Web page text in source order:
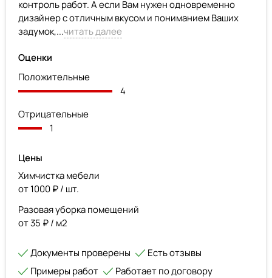
контроль работ. А если Вам нужен одновременно
дизайнер с отличным вкусом и пониманием Ваших
задумок,...читать далее
Оценки
Положительные
4
Отрицательные
1
Цены
Химчистка мебели
от 1000 ₽ / шт.
Разовая уборка помещений
от 35 ₽ / м2
Документы проверены
Есть отзывы
Примеры работ
Работает по договору